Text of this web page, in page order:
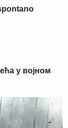
у војном